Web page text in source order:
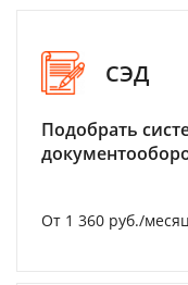
СЭД
Подобрать
От 1 360 руб./